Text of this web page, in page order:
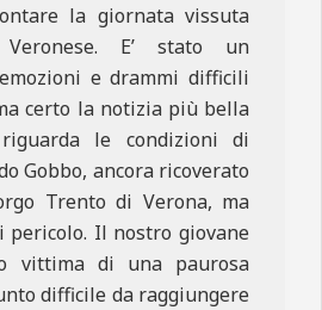
la giornata vissuta
E’ stato un
e drammi difficili
certo la notizia più bella
le condizioni di
Gobbo, ancora ricoverato
Trento di Verona, ma
pericolo. Il nostro giovane
vittima di una paurosa
difficile da raggiungere